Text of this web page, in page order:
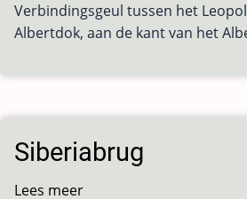
Verbindingsgeul tussen het
Albertdok, aan de kant van het
Siberiabrug
Lees meer